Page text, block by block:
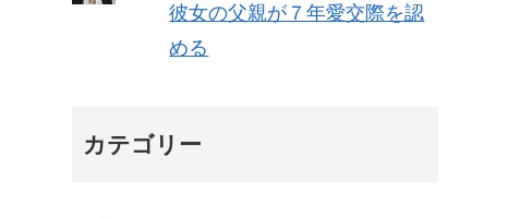
彼女の父親が７年愛交際を認
める
カテゴリー